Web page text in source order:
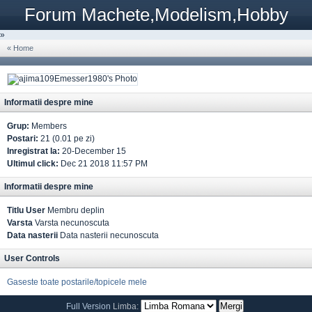
Forum Machete,Modelism,Hobby
»
« Home
Informatii despre mine
Grup: Members
Postari: 21 (0.01 pe zi)
Inregistrat la: 20-December 15
Ultimul click: Dec 21 2018 11:57 PM
Informatii despre mine
Titlu User Membru deplin
Varsta Varsta necunoscuta
Data nasterii Data nasterii necunoscuta
User Controls
Gaseste toate postarile/topicele mele
Full Version Limba: